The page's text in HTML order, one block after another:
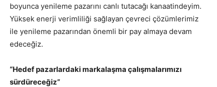
boyunca yenileme pazarını canlı tutacağı kanaatindeyim.
Yüksek enerji verimliliği sağlayan çevreci çözümlerimiz
ile yenileme pazarından önemli bir pay almaya devam
edeceğiz.
“Hedef pazarlardaki markalaşma çalışmalarımızı
sürdüreceğiz”